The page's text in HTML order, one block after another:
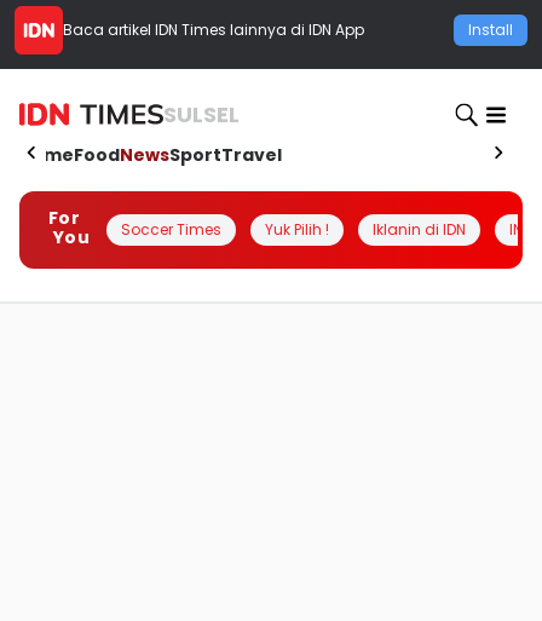
Baca artikel IDN Times lainnya di IDN App Install
SULSEL
HomeFoodNewsSportTravel
For
You
Soccer Times Yuk Pilih ! Iklanin di IDN